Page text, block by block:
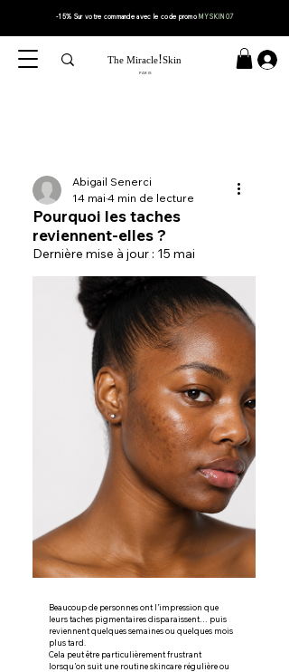
-15% Sur votrecommandeavec le code promoMYSKIN07
The Miracle!Skin
PARIS
Pourquoi les taches
reviennent-elles ?
Abigail Senerci
14 mai 4 min de lecture
Dernière mise à jour : 15 mai
Beaucoup de personnes ont l’impression que
leurs taches pigmentaires disparaissent… puis
reviennent quelques semaines ou quelques mois
plus tard.
Cela peut être particulièrement frustrant
lorsqu’on suit une routine skincare régulière ou